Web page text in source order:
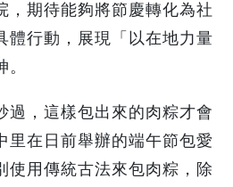
，期待能夠將節慶轉化為社
體行動，展現「以在地力量
過，這樣包出來的肉粽才會
里在日前舉辦的端午節包愛
使用傳統古法來包肉粽，除